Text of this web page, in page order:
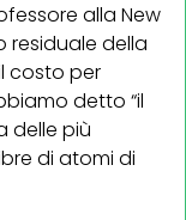
alla New
residuale della
costo per
detto “il
delle più
di atomi di